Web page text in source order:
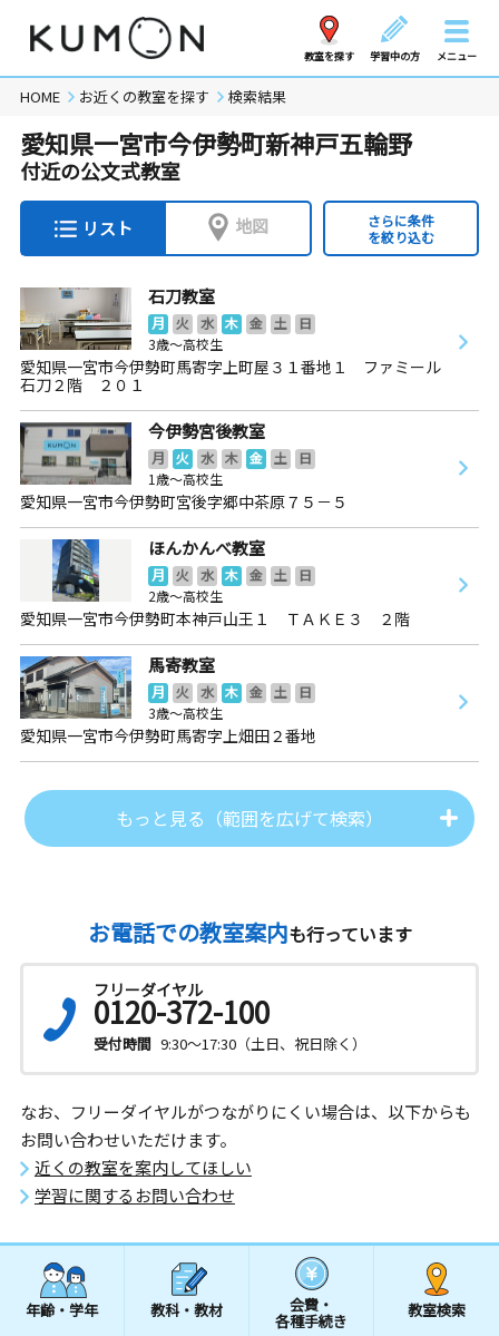
教室を探す 学習中の方 メニュー
HOME お近くの教室を探す 検索結果
愛知県一宮市今伊勢町新神戸五輪野
付近の公文式教室
リスト 地図
さらに条件
を絞り込む
石刀教室
月 火 水 木 金 土
日
3歳～高校生
愛知県一宮市今伊勢町馬寄字上町屋３１番地１ ファミール
石刀２階 ２０１
今伊勢宮後教室
月 火 水 木 金 土
日
1歳～高校生
愛知県一宮市今伊勢町宮後字郷中茶原７５－５
ほんかんべ教室
月 火 水 木 金 土
日
2歳～高校生
愛知県一宮市今伊勢町本神戸山王１ ＴＡＫＥ３ ２階
馬寄教室
月 火 水 木 金 土
日
3歳～高校生
愛知県一宮市今伊勢町馬寄字上畑田２番地
もっと見る（範囲を広げて検索）
お電話での教室案内も行っています
フリーダイヤル
0120-372-100
受付時間 9:30～17:30（土日、祝日除く）
なお、フリーダイヤルがつながりにくい場合は、以下からも
お問い合わせいただけます。
近くの教室を案内してほしい
学習に関するお問い合わせ
年齢・学年 教科・教材 会費・
各種手続き
教室検索